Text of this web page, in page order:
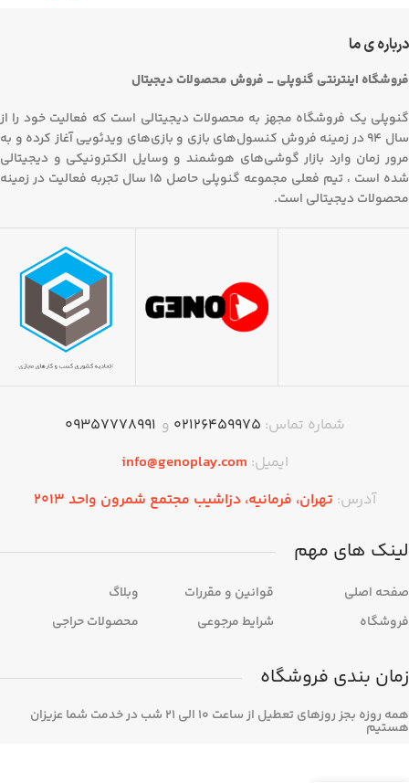
درباره ی ما
فروشگاه اینترنتی گنوپلی _ فروش محصولات دیجیتال
گنوپلی یک فروشگاه مجهز به محصولات دیجیتالی است که فعالیت خود را از
سال 94 در زمینه فروش کنسول‌های بازی و بازی‌های ویدئویی آغاز کرده و به
مرور زمان وارد بازار گوشی‌های هوشمند و وسایل الکترونیکی و دیجیتالی
شده است ، تیم فعلی مجموعه گنوپلی حاصل 15 سال تجربه فعالیت در زمینه
محصولات دیجیتالی است.
شماره تماس: ۰۲۱۲۶۴۵۹۹۷۵ و 09357778991
ایمیل: info@genoplay.com
آدرس: تهران،‌ فرمانیه، دزاشیب مجتمع شمرون واحد 2013
لینک های مهم
صفحه اصلی
فروشگاه
قوانین و مقررات
شرایط مرجوعی
وبلاگ
محصولات حراجی
زمان بندی فروشگاه
همه روزه بجز روزهای تعطیل از ساعت 10 الی 21 شب در خدمت شما عزیزان
هستیم